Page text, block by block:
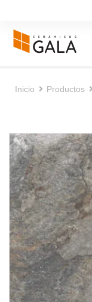
Inicio Productos